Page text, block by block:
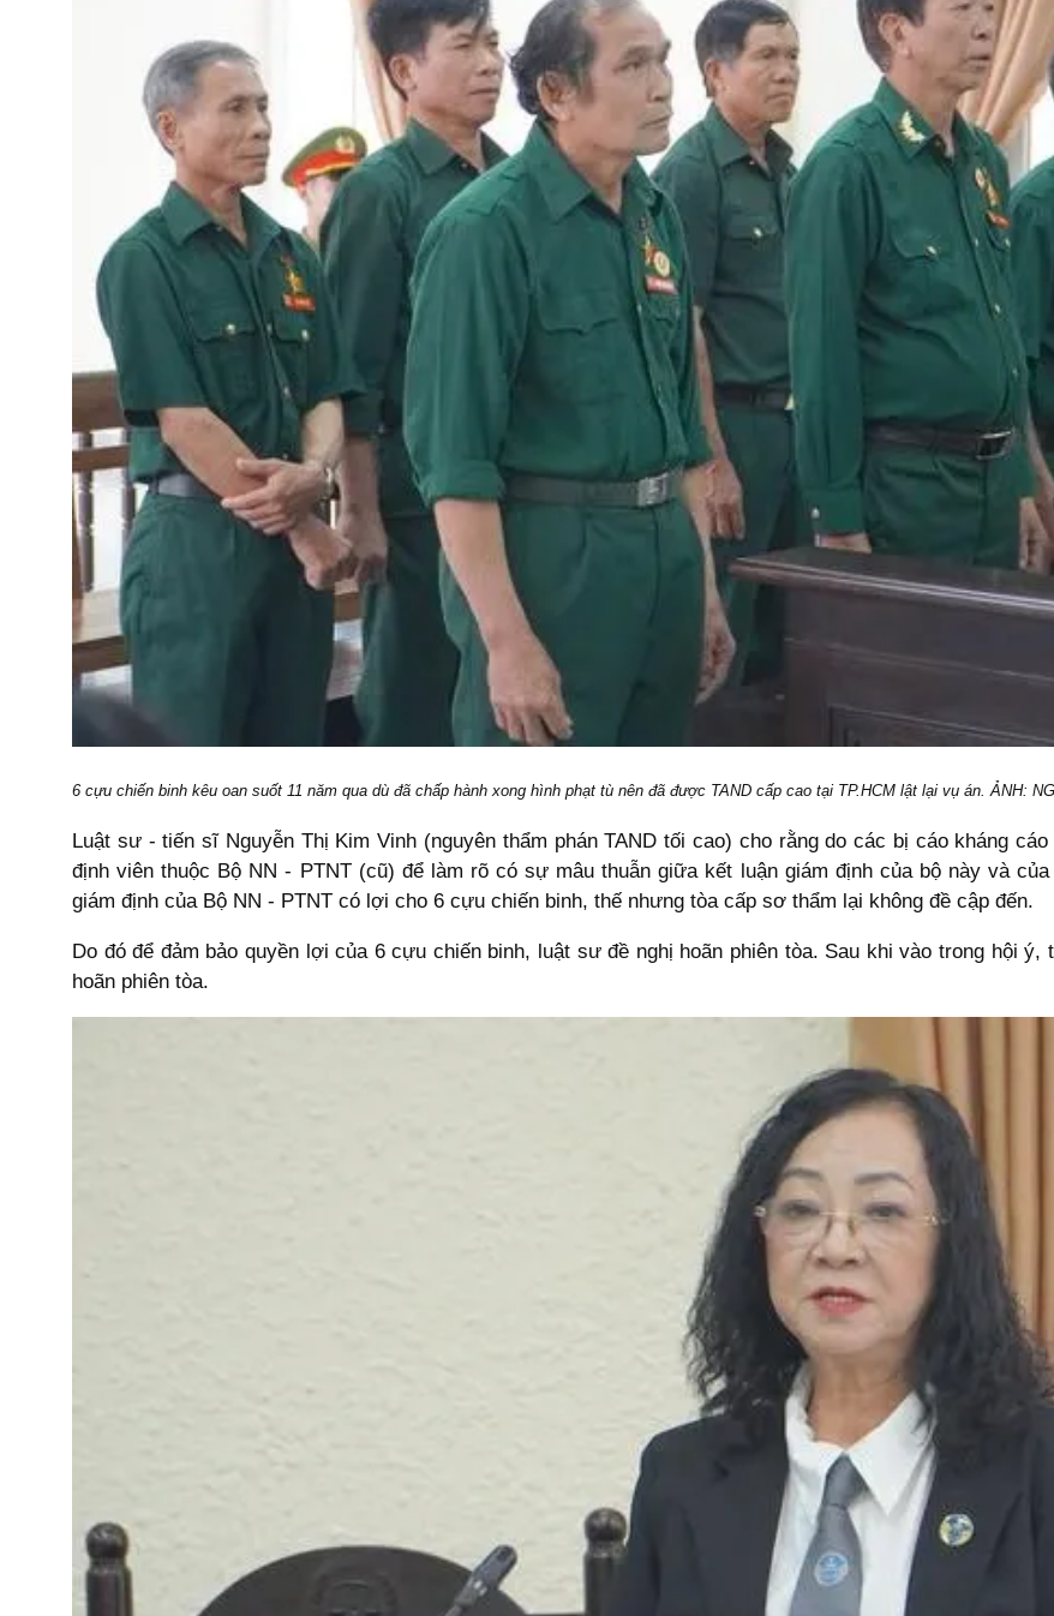
6 cựu chiến binh kêu oan suốt 11 năm qua dù đã chấp hành xong hình phạt tù nên đã được TAND cấp cao tại TP.HCM lật lại vụ án. ẢNH:
Luật sư - tiến sĩ Nguyễn Thị Kim Vinh (nguyên thẩm phán TAND tối cao) cho rằng do các bị cáo kháng
định viên thuộc Bộ NN - PTNT (cũ) để làm rõ có sự mâu thuẫn giữa kết luận giám định của bộ này và
giám định của Bộ NN - PTNT có lợi cho 6 cựu chiến binh, thế nhưng tòa cấp sơ thẩm lại không đề cập đến.
Do đó để đảm bảo quyền lợi của 6 cựu chiến binh, luật sư đề nghị hoãn phiên tòa. Sau khi vào trong hội
hoãn phiên tòa.